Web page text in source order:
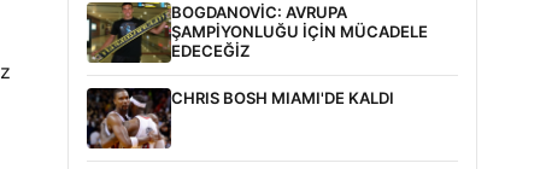
BOGDANOVİC: AVRUPA
ŞAMPİYONLUĞU İÇİN MÜCADELE
EDECEĞİZ
CHRIS BOSH MIAMI'DE KALDI